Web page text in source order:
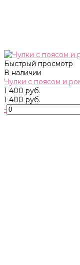
Быстрый просмотр
В наличии
Чулки с поясом и
1 400 руб.
1 400 руб.
-